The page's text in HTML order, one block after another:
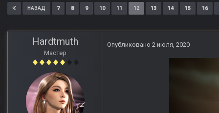
НАЗАД 7 8 9 10 11 12 13 14 15 16
Hardtmuth
Мастер
Опубликовано 2 июля, 2020